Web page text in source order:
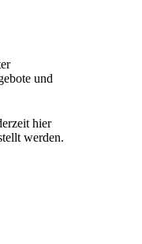
und
hier
werden.